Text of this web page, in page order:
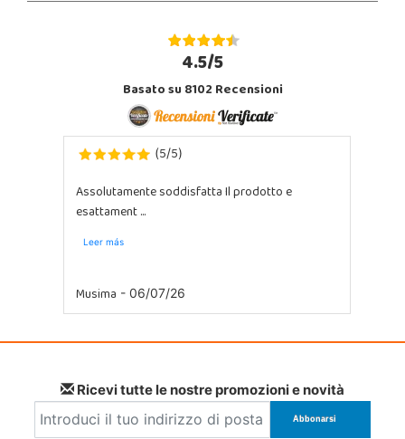
4.5/5
Basato su 8102 Recensioni
(5/5)
Assolutamente soddisfatta Il prodotto e
esattament ...
Leer más
Musima - 06/07/26
Ricevi tutte le nostre promozioni e novità